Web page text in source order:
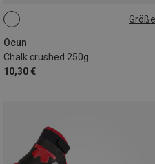
Ocun
Chalk crushed 250g
10,30 €
250G